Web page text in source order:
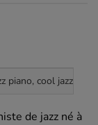
piano, cool jazz,
de jazz né à